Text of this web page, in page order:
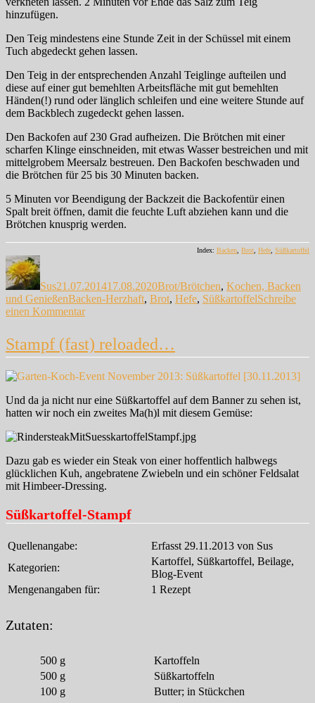
hinzufügen.
Den Teig mindestens eine Stunde Zeit in der Schüssel mit einem
Tuch abgedeckt gehen lassen.
Den Teig in der entsprechenden Anzahl Teiglinge aufteilen und
diese auf einer gut bemehlten Arbeitsfläche mit gut bemehlten
Händen(!) rund oder länglich schleifen und eine weitere Stunde auf
dem Backblech zugedeckt gehen lassen.
Den Backofen auf 230 Grad aufheizen. Die Brötchen mit einer
scharfen Klinge einschneiden, mit etwas Wasser bestreichen und mit
mittelgrobem Meersalz bestreuen. Den Backofen beschwaden und
die Brötchen für 25 bis 30 Minuten backen.
5 Minuten vor Beendigung der Backzeit die Backofentür einen
Spalt breit öffnen, damit die feuchte Luft abziehen kann und die
Brötchen knusprig werden.
Index: Backen Brot Hefe Süßkartoffel
Autor
Sus21.07.201417.08.2020Brot/Brötchen, Kochen, Backen
und GenießenSchlagwörter
Backen-Herzhaft, Brot, Hefe, SüßkartoffelSchreibe
einen Kommentarzu
kleinen
Brötchen…
Stampf (fast) reloaded…
Und da ja nicht nur eine Süßkartoffel auf dem Banner zu sehen ist,
hatten wir noch ein zweites Ma(h)l mit diesem Gemüse:
Dazu gab es wieder ein Steak von einer hoffentlich halbwegs
glücklichen Kuh, angebratene Zwiebeln und ein schöner Feldsalat
mit Himbeer-Dressing.
Süßkartoffel-Stampf
Quellenangabe:
Erfasst 29.11.2013 von Sus
Kategorien:
Kartoffel, Süßkartoffel, Beilage,
Blog-Event
Mengenangaben für:
1 Rezept
Zutaten:
500 g
Kartoffeln
500 g
Süßkartoffeln
100 g
Butter; in Stückchen